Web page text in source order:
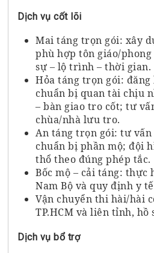
Dịch vụ cốt lõi
Mai táng trọn gói: xây
phù hợp tôn giáo/
sự – lộ trình – thời gian.
Hỏa táng trọn gói:
chuẩn bị quan tài chịu
– bàn giao tro cốt; tư
chùa/nhà lưu tro.
An táng trọn gói: tư
chuẩn bị phần mộ; đội
thổ theo đúng phép tắc.
Bốc mộ – cải táng: thực
Nam Bộ và quy định y
Vận chuyển thi hài/hài
TP.HCM và liên tỉnh, hồ
Dịch vụ bổ trợ